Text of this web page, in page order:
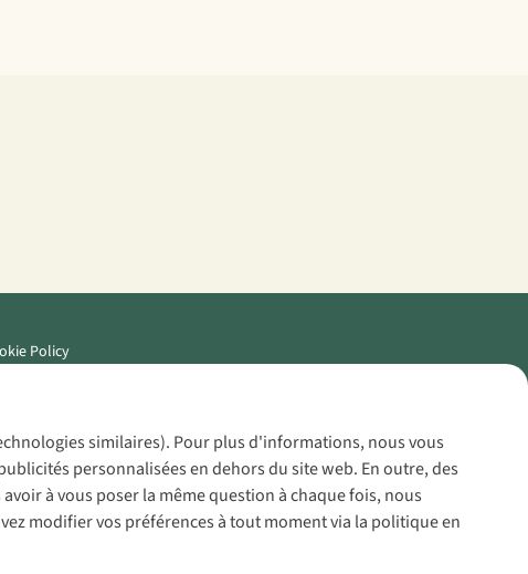
similaires). Pour plus d'informations, nous vous
personnalisées en dehors du site web. En outre, des
à vous poser la même question à chaque fois, nous
modifier vos préférences à tout moment via la politique en
Policy